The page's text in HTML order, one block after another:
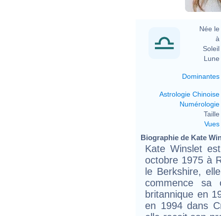
Née le
à
Soleil
Lune
Dominantes
Astrologie Chinoise
Numérologie
Taille
Vues
Biographie de Kate
Kate Winslet
octobre 1975 à
le Berkshire,
commence sa
britannique en
en 1994 dans